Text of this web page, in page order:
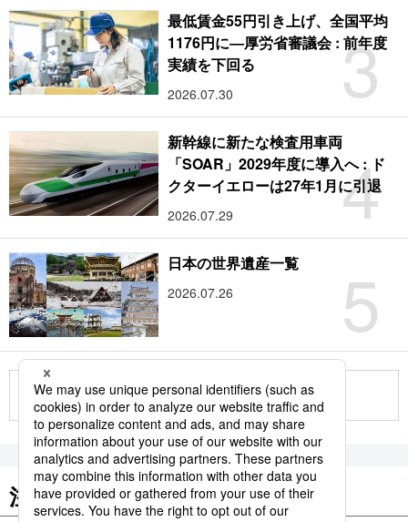
3
最低賃金55円引き上げ、全国平均
1176円に―厚労省審議会 : 前年度
実績を下回る
2026.07.30
4
新幹線に新たな検査用車両
「SOAR」2029年度に導入へ : ド
クターイエローは27年1月に引退
2026.07.29
5
日本の世界遺産一覧
2026.07.26
もっと見る
注目のキーワード